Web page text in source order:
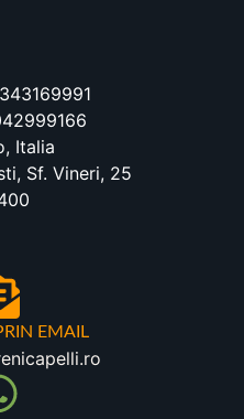
Italia
Sf. Vineri, 25
EMAIL